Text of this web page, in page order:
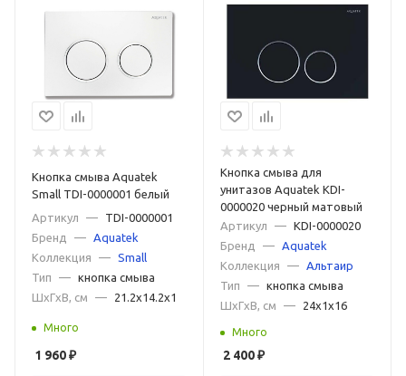
Кнопка смыва Aquatek
Small TDI-0000001 белый
Артикул
—
TDI-0000001
Бренд
—
Aquatek
Коллекция
— Small
Тип
— кнопка смыва
ШxГxВ, см
— 21.2x14.2x1
Много
1 960₽
Кнопка смыва для
унитазов Aquatek KDI-
0000020 черный матовый
Артикул
—
KDI-0000020
Бренд
—
Aquatek
Коллекция
—
Альтаир
Тип
—
кнопка смыва
ШxГxВ, см
— 24x1x16
Много
2 400₽